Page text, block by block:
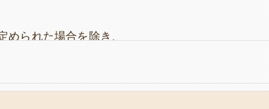
られた場合を除き、